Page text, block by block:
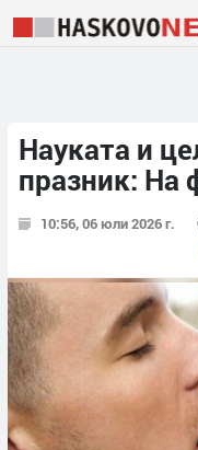
Науката и
празник: На
10:56, 06 юли 2026 г.